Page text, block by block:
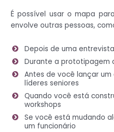
É possível usar o mapa
envolve outras pessoas,
Depois de uma
Durante a prototipagem
Antes de você lançar
líderes seniores
Quando você está
workshops
Se você está mudando
um funcionário